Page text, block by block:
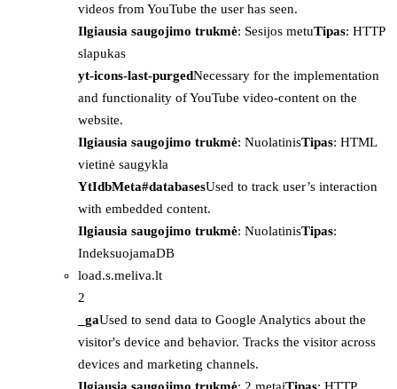
videos from YouTube the user has seen.
Ilgiausia saugojimo trukmė: Sesijos metuTipas: HTTP
slapukas
yt-icons-last-purgedNecessary for the implementation
and functionality of YouTube video-content on the
website.
Ilgiausia saugojimo trukmė: NuolatinisTipas: HTML
vietinė saugykla
YtIdbMeta#databasesUsed to track user’s interaction
with embedded content.
Ilgiausia saugojimo trukmė: NuolatinisTipas:
IndeksuojamaDB
load.s.meliva.lt
2
_gaUsed to send data to Google Analytics about the
visitor's device and behavior. Tracks the visitor across
devices and marketing channels.
Ilgiausia saugojimo trukmė: 2 metaiTipas: HTTP